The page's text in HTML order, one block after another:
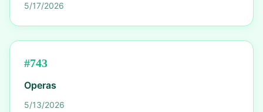
5/17/2026
#743
Operas
5/13/2026